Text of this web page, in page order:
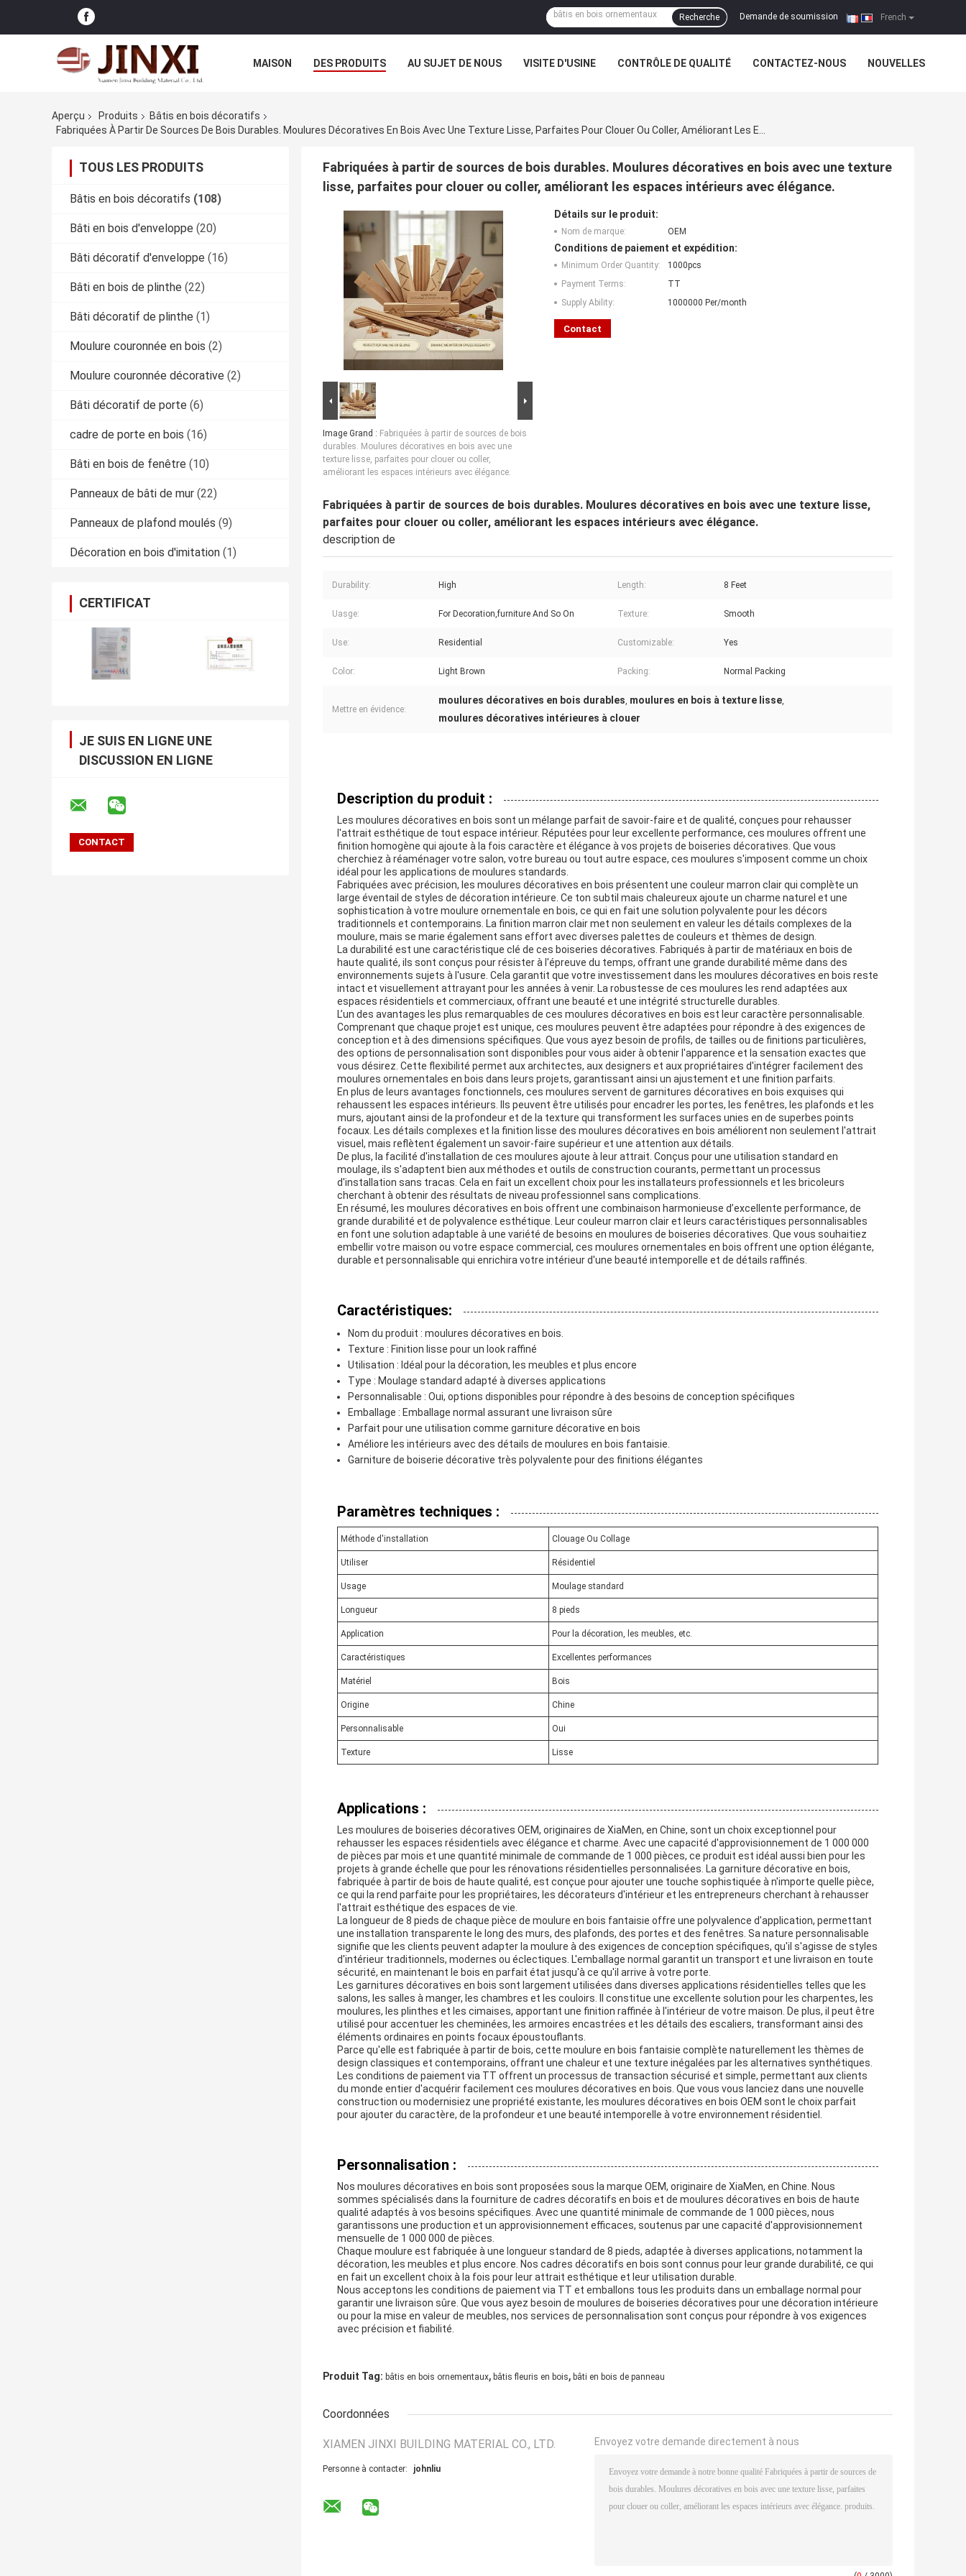
French
Demande de soumission |
Recherche
MAISON DES PRODUITS AU SUJET DE NOUS VISITE D'USINE CONTRÔLE DE QUALITÉ CONTACTEZ-NOUS NOUVELLES
Aperçu
Produits
Bâtis en bois décoratifs
TOUS LES PRODUITS
Bâtis en bois décoratifs (108)
Bâti en bois d'enveloppe (20)
Bâti décoratif d'enveloppe (16)
Bâti en bois de plinthe (22)
Bâti décoratif de plinthe (1)
Moulure couronnée en bois (2)
Moulure couronnée décorative (2)
Bâti décoratif de porte (6)
cadre de porte en bois (16)
Bâti en bois de fenêtre (10)
Panneaux de bâti de mur (22)
Panneaux de plafond moulés (9)
Décoration en bois d'imitation (1)
CERTIFICAT
JE SUIS EN LIGNE UNE
DISCUSSION EN LIGNE
Fabriquées à partir de sources de bois durables. Moulures décoratives en bois avec une texture
lisse, parfaites pour clouer ou coller, améliorant les espaces intérieurs avec élégance.
Image Grand : Fabriquées à partir de sources de bois
durables. Moulures décoratives en bois avec une
texture lisse, parfaites pour clouer ou coller,
améliorant les espaces intérieurs avec élégance.
Détails sur le produit:
Nom de marque: OEM
Conditions de paiement et expédition:
Minimum Order Quantity:
1000pcs
Payment Terms:
TT
Supply Ability:
1000000 Per/month
Contact
Fabriquées à partir de sources de bois durables. Moulures décoratives en bois avec une texture lisse,
parfaites pour clouer ou coller, améliorant les espaces intérieurs avec élégance.
description de
Durability: High Length: 8 Feet
Uasge: For Decoration,furniture And So On Texture: Smooth
Use: Residential Customizable: Yes
Color: Light Brown Packing: Normal Packing
Mettre en évidence:
moulures décoratives en bois durables moulures en bois à texture lisse
moulures décoratives intérieures à clouer
Description du produit :
Les moulures décoratives en bois sont un mélange parfait de savoir-faire et de qualité, conçues pour rehausser
l'attrait esthétique de tout espace intérieur. Réputées pour leur excellente performance, ces moulures offrent une
finition homogène qui ajoute à la fois caractère et élégance à vos projets de boiseries décoratives. Que vous
cherchiez à réaménager votre salon, votre bureau ou tout autre espace, ces moulures s'imposent comme un choix
idéal pour les applications de moulures standards.
Fabriquées avec précision, les moulures décoratives en bois présentent une couleur marron clair qui complète un
large éventail de styles de décoration intérieure. Ce ton subtil mais chaleureux ajoute un charme naturel et une
sophistication à votre moulure ornementale en bois, ce qui en fait une solution polyvalente pour les décors
traditionnels et contemporains. La finition marron clair met non seulement en valeur les détails complexes de la
moulure, mais se marie également sans effort avec diverses palettes de couleurs et thèmes de design.
La durabilité est une caractéristique clé de ces boiseries décoratives. Fabriqués à partir de matériaux en bois de
haute qualité, ils sont conçus pour résister à l'épreuve du temps, offrant une grande durabilité même dans des
environnements sujets à l'usure. Cela garantit que votre investissement dans les moulures décoratives en bois reste
intact et visuellement attrayant pour les années à venir. La robustesse de ces moulures les rend adaptées aux
espaces résidentiels et commerciaux, offrant une beauté et une intégrité structurelle durables.
L’un des avantages les plus remarquables de ces moulures décoratives en bois est leur caractère personnalisable.
Comprenant que chaque projet est unique, ces moulures peuvent être adaptées pour répondre à des exigences de
conception et à des dimensions spécifiques. Que vous ayez besoin de profils, de tailles ou de finitions particulières,
des options de personnalisation sont disponibles pour vous aider à obtenir l'apparence et la sensation exactes que
vous désirez. Cette flexibilité permet aux architectes, aux designers et aux propriétaires d'intégrer facilement des
moulures ornementales en bois dans leurs projets, garantissant ainsi un ajustement et une finition parfaits.
En plus de leurs avantages fonctionnels, ces moulures servent de garnitures décoratives en bois exquises qui
rehaussent les espaces intérieurs. Ils peuvent être utilisés pour encadrer les portes, les fenêtres, les plafonds et les
murs, ajoutant ainsi de la profondeur et de la texture qui transforment les surfaces unies en de superbes points
focaux. Les détails complexes et la finition lisse des moulures décoratives en bois améliorent non seulement l'attrait
visuel, mais reflètent également un savoir-faire supérieur et une attention aux détails.
De plus, la facilité d'installation de ces moulures ajoute à leur attrait. Conçus pour une utilisation standard en
moulage, ils s'adaptent bien aux méthodes et outils de construction courants, permettant un processus
d'installation sans tracas. Cela en fait un excellent choix pour les installateurs professionnels et les bricoleurs
cherchant à obtenir des résultats de niveau professionnel sans complications.
En résumé, les moulures décoratives en bois offrent une combinaison harmonieuse d’excellente performance, de
grande durabilité et de polyvalence esthétique. Leur couleur marron clair et leurs caractéristiques personnalisables
en font une solution adaptable à une variété de besoins en moulures de boiseries décoratives. Que vous souhaitiez
embellir votre maison ou votre espace commercial, ces moulures ornementales en bois offrent une option élégante,
durable et personnalisable qui enrichira votre intérieur d'une beauté intemporelle et de détails raffinés.
Caractéristiques:
Nom du produit : moulures décoratives en bois.
Texture : Finition lisse pour un look raffiné
Utilisation : Idéal pour la décoration, les meubles et plus encore
Type : Moulage standard adapté à diverses applications
Personnalisable : Oui, options disponibles pour répondre à des besoins de conception spécifiques
Emballage : Emballage normal assurant une livraison sûre
Parfait pour une utilisation comme garniture décorative en bois
Améliore les intérieurs avec des détails de moulures en bois fantaisie.
Garniture de boiserie décorative très polyvalente pour des finitions élégantes
Paramètres techniques :
Méthode d'installation Clouage Ou Collage
Utiliser Résidentiel
Usage Moulage standard
Longueur 8 pieds
Application Pour la décoration, les meubles, etc.
Caractéristiques Excellentes performances
Matériel Bois
Origine Chine
Personnalisable Oui
Texture Lisse
Applications :
Les moulures de boiseries décoratives OEM, originaires de XiaMen, en Chine, sont un choix exceptionnel pour
rehausser les espaces résidentiels avec élégance et charme. Avec une capacité d'approvisionnement de 1 000 000
de pièces par mois et une quantité minimale de commande de 1 000 pièces, ce produit est idéal aussi bien pour les
projets à grande échelle que pour les rénovations résidentielles personnalisées. La garniture décorative en bois,
fabriquée à partir de bois de haute qualité, est conçue pour ajouter une touche sophistiquée à n'importe quelle pièce,
ce qui la rend parfaite pour les propriétaires, les décorateurs d'intérieur et les entrepreneurs cherchant à rehausser
l'attrait esthétique des espaces de vie.
La longueur de 8 pieds de chaque pièce de moulure en bois fantaisie offre une polyvalence d'application, permettant
une installation transparente le long des murs, des plafonds, des portes et des fenêtres. Sa nature personnalisable
signifie que les clients peuvent adapter la moulure à des exigences de conception spécifiques, qu'il s'agisse de styles
d'intérieur traditionnels, modernes ou éclectiques. L'emballage normal garantit un transport et une livraison en toute
sécurité, en maintenant le bois en parfait état jusqu'à ce qu'il arrive à votre porte.
Les garnitures décoratives en bois sont largement utilisées dans diverses applications résidentielles telles que les
salons, les salles à manger, les chambres et les couloirs. Il constitue une excellente solution pour les charpentes, les
moulures, les plinthes et les cimaises, apportant une finition raffinée à l'intérieur de votre maison. De plus, il peut être
utilisé pour accentuer les cheminées, les armoires encastrées et les détails des escaliers, transformant ainsi des
éléments ordinaires en points focaux époustouflants.
Parce qu'elle est fabriquée à partir de bois, cette moulure en bois fantaisie complète naturellement les thèmes de
design classiques et contemporains, offrant une chaleur et une texture inégalées par les alternatives synthétiques.
Les conditions de paiement via TT offrent un processus de transaction sécurisé et simple, permettant aux clients
du monde entier d'acquérir facilement ces moulures décoratives en bois. Que vous vous lanciez dans une nouvelle
construction ou modernisiez une propriété existante, les moulures décoratives en bois OEM sont le choix parfait
pour ajouter du caractère, de la profondeur et une beauté intemporelle à votre environnement résidentiel.
Personnalisation :
Nos moulures décoratives en bois sont proposées sous la marque OEM, originaire de XiaMen, en Chine. Nous
sommes spécialisés dans la fourniture de cadres décoratifs en bois et de moulures décoratives en bois de haute
qualité adaptés à vos besoins spécifiques. Avec une quantité minimale de commande de 1 000 pièces, nous
garantissons une production et un approvisionnement efficaces, soutenus par une capacité d'approvisionnement
mensuelle de 1 000 000 de pièces.
Chaque moulure est fabriquée à une longueur standard de 8 pieds, adaptée à diverses applications, notamment la
décoration, les meubles et plus encore. Nos cadres décoratifs en bois sont connus pour leur grande durabilité, ce qui
en fait un excellent choix à la fois pour leur attrait esthétique et leur utilisation durable.
Nous acceptons les conditions de paiement via TT et emballons tous les produits dans un emballage normal pour
garantir une livraison sûre. Que vous ayez besoin de moulures de boiseries décoratives pour une décoration intérieure
ou pour la mise en valeur de meubles, nos services de personnalisation sont conçus pour répondre à vos exigences
avec précision et fiabilité.
Produit Tag: bâtis en bois ornementaux, bâtis fleuris en bois, bâti en bois de panneau
Coordonnées
XIAMEN JINXI BUILDING MATERIAL CO., LTD.
Personne à contacter: johnliu
Envoyez votre demande directement à nous